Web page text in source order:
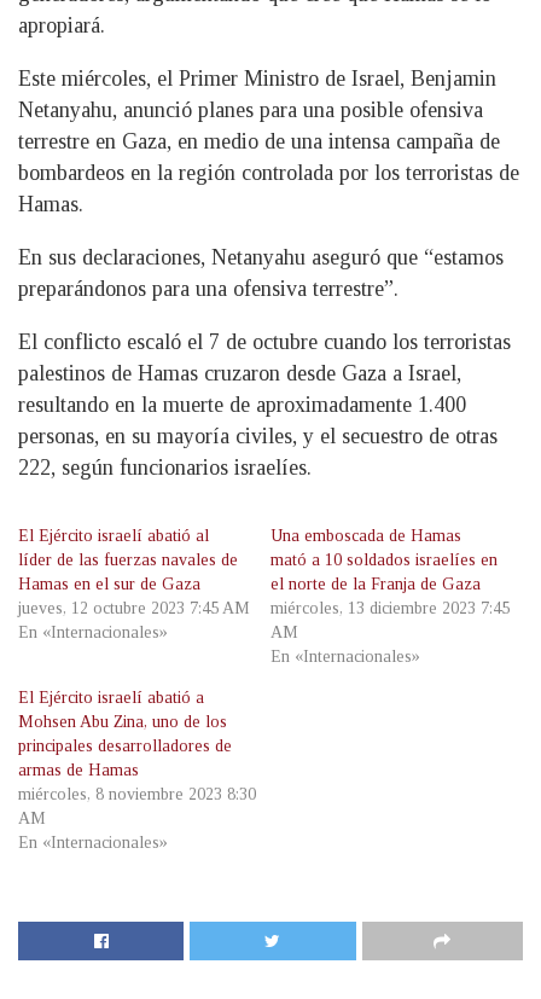
apropiará.
Este miércoles, el Primer Ministro de Israel, Benjamin
Netanyahu, anunció planes para una posible ofensiva
terrestre en Gaza, en medio de una intensa campaña de
bombardeos en la región controlada por los terroristas de
Hamas.
En sus declaraciones, Netanyahu aseguró que “estamos
preparándonos para una ofensiva terrestre”.
El conflicto escaló el 7 de octubre cuando los terroristas
palestinos de Hamas cruzaron desde Gaza a Israel,
resultando en la muerte de aproximadamente 1.400
personas, en su mayoría civiles, y el secuestro de otras
222, según funcionarios israelíes.
El Ejército israelí abatió al
líder de las fuerzas navales de
Hamas en el sur de Gaza
jueves, 12 octubre 2023 7:45 AM
En «Internacionales»
Una emboscada de Hamas
mató a 10 soldados israelíes en
el norte de la Franja de Gaza
miércoles, 13 diciembre 2023 7:45
AM
En «Internacionales»
El Ejército israelí abatió a
Mohsen Abu Zina, uno de los
principales desarrolladores de
armas de Hamas
miércoles, 8 noviembre 2023 8:30
AM
En «Internacionales»